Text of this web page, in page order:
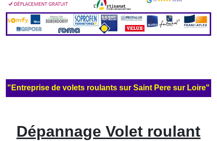
"Entreprise de volets roulants sur Saint Pere sur Loire"
Dépannage Volet roulant